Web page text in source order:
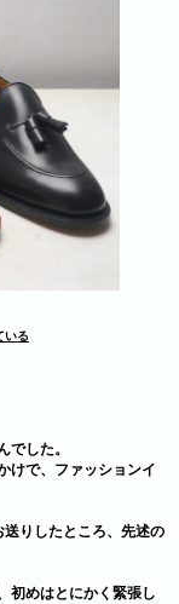
いる
でした。
けで、ファッションイ
りしたところ、先述の
初めはとにかく緊張し